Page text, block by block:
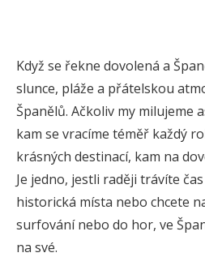
Když se řekne dovolená a
slunce, pláže a přátelskou
Španělů. Ačkoliv my milujeme
kam se vracíme téměř každý
krásných destinací, kam na
Je jedno, jestli raději trávíte
historická místa nebo chcete
surfování nebo do hor, ve
na své.